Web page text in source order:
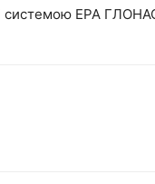
системою ЕРА